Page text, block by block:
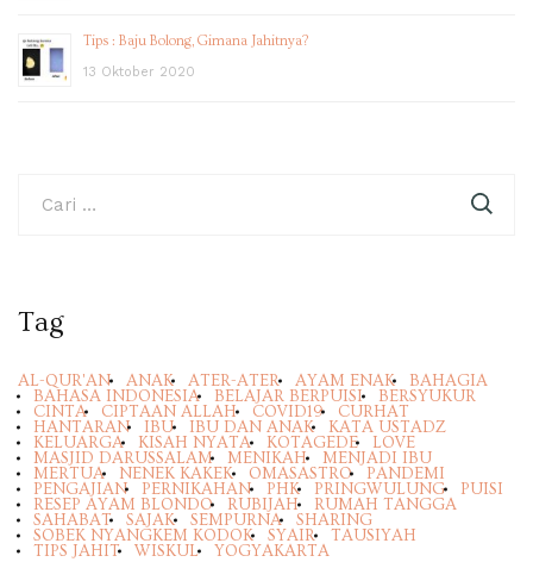
Tips : Baju Bolong, Gimana Jahitnya?
13 Oktober 2020
untuk:
Tag
AL-QUR'AN ANAK ATER-ATER AYAM ENAK
BAHAGIA
BAHASA INDONESIA
BELAJAR BERPUISI
BERSYUKUR
CINTA
CIPTAAN ALLAH COVID19
CURHAT
HANTARAN
IBU IBU DAN ANAK
KATA USTADZ
KELUARGA
KISAH NYATA KOTAGEDE
LOVE
MASJID DARUSSALAM
MENIKAH
MENJADI IBU
MERTUA
NENEK KAKEK OMASASTRO
PANDEMI
PENGAJIAN
PERNIKAHAN PHK PRINGWULUNG
PUISI
RESEP AYAM BLONDO
RUBIJAH
RUMAH TANGGA
SAHABAT
SAJAK SEMPURNA
SHARING
SOBEK NYANGKEM KODOK
SYAIR
TAUSIYAH
TIPS JAHIT
WISKUL YOGYAKARTA